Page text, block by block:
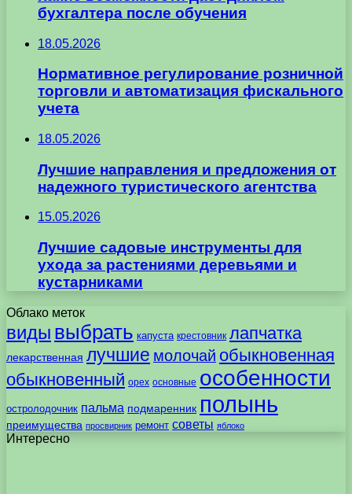
бухгалтера после обучения
18.05.2026
Нормативное регулирование розничной
торговли и автоматизация фискального
учета
18.05.2026
Лучшие направления и предложения от
надежного туристического агентства
15.05.2026
Лучшие садовые инструменты для
ухода за растениями деревьями и
кустарниками
Облако меток
виды выбрать капуста крестовник лапчатка
лекарственная лучшие молочай обыкновенная
обыкновенный орех основные особенности
остролодочник пальма подмаренник полынь
преимущества просвирник ремонт советы яблоко
Интересно